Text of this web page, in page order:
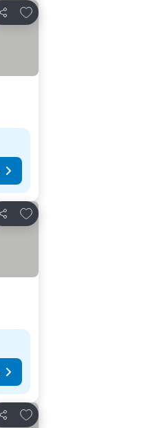
Teilen
Zu Favoriten hinzufügen
Teilen
Zu Favoriten hinzufügen
Teilen
Zu Favoriten hinzufügen